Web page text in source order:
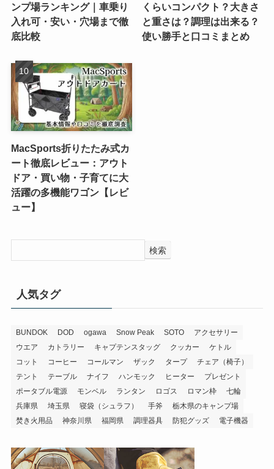
ンプ場ランキング｜車乗り
入れ可・安い・穴場まで徹
底比較
くらいコンパクト？大きさ
と重さは？調理は出来る？
使い勝手と口コミまとめ
MacSports折りたたみ式カ
ート徹底レビュー：アウト
ドア・買い物・子育てに大
活躍の多機能ワゴン【レビ
ュー】
検索
人気タグ
BUNDOK DOD ogawa Snow Peak SOTO
アクセサリー
ウエア
カトラリー キャプテンスタッグ クッカー
ケトル
コット
コーヒー コールマン ザック タープ
チェア（椅子）
テント
テーブル ナイフ ハンモック ヒーター
プレゼント
ポータブル電源
モンベル ランタン ロゴス ロマン枠
七輪
兵庫県
埼玉県 寝袋（シュラフ） 手斧
栃木県のキャンプ場
焚き火用品
神奈川県 福岡県 調理器具 防犯グッズ 電子機器